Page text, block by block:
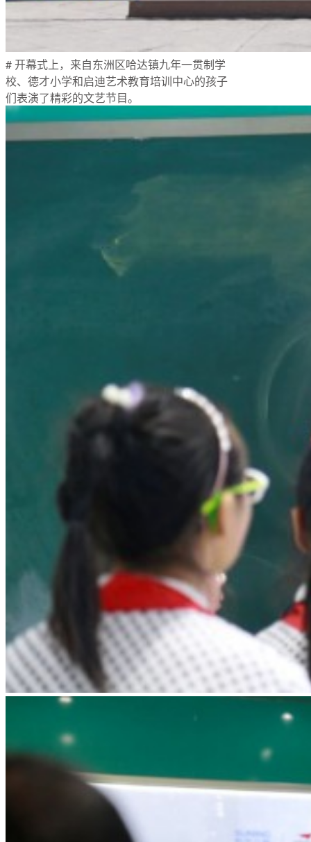
# 开幕式上，来自东洲区哈达镇九年一贯制学
校、德才小学和启迪艺术教育培训中心的孩子
们表演了精彩的文艺节目。